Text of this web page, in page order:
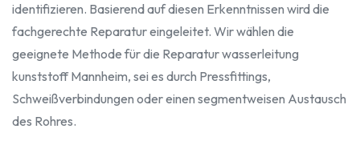
identifizieren. Basierend auf diesen Erkenntnissen wird die
fachgerechte Reparatur eingeleitet. Wir wählen die
geeignete Methode für die Reparatur wasserleitung
kunststoff Mannheim, sei es durch Pressfittings,
Schweißverbindungen oder einen segmentweisen Austausch
des Rohres.